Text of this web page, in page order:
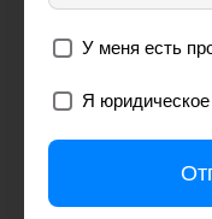
У меня есть
Я